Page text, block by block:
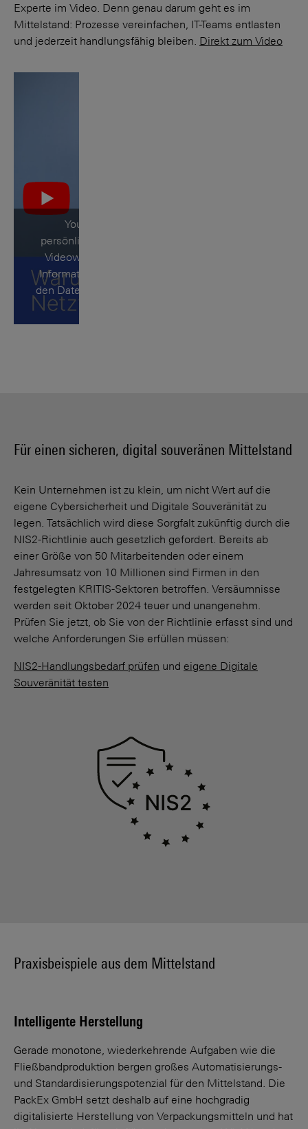
Experte im Video. Denn genau darum geht es im
Mittelstand: Prozesse vereinfachen, IT-Teams entlasten
und jederzeit handlungsfähig bleiben. Direkt zum Video
YouTube speichert
persönliche Daten durch die
Videowiedergabe. Weitere
Informationen erhalten Sie in
den Datenschutzbedingungen
Für einen sicheren, digital souveränen Mittelstand
Kein Unternehmen ist zu klein, um nicht Wert auf die
eigene Cybersicherheit und Digitale Souveränität zu
legen. Tatsächlich wird diese Sorgfalt zukünftig durch die
NIS2-Richtlinie auch gesetzlich gefordert. Bereits ab
einer Größe von 50 Mitarbeitenden oder einem
Jahresumsatz von 10 Millionen sind Firmen in den
festgelegten KRITIS-Sektoren betroffen. Versäumnisse
werden seit Oktober 2024 teuer und unangenehm.
Prüfen Sie jetzt, ob Sie von der Richtlinie erfasst sind und
welche Anforderungen Sie erfüllen müssen:
NIS2-Handlungsbedarf prüfen und eigene Digitale
Souveränität testen
Praxisbeispiele aus dem Mittelstand
Intelligente Herstellung
Gerade monotone, wiederkehrende Aufgaben wie die
Fließbandproduktion bergen großes Automatisierungs-
und Standardisierungspotenzial für den Mittelstand. Die
PackEx GmbH setzt deshalb auf eine hochgradig
digitalisierte Herstellung von Verpackungsmitteln und hat